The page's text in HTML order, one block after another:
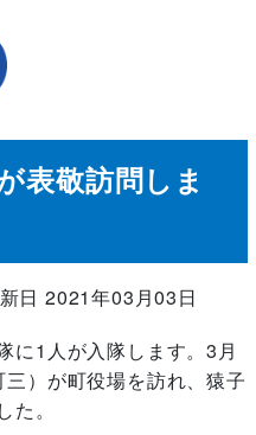
表敬訪問しま
日 2021年03月03日
に1人が入隊します。3月
）が町役場を訪れ、猿子
。